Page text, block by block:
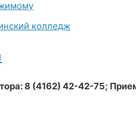
колледж
8 (4162) 42-42-75;